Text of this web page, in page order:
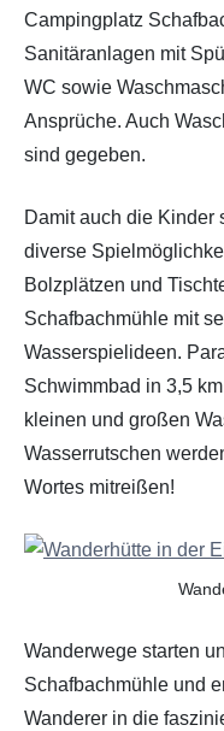
Campingplatz
Sanitäranlagen mit
WC sowie
Ansprüche. Auch
sind gegeben.
Damit auch die Kinder
diverse
Bolzplätzen und
Schafbachmühle mit
Wasserspielideen.
Schwimmbad in 3,5
kleinen und großen
Wasserrutschen
Wortes mitreißen!
Wanderwege starten
Schafbachmühle und
Wanderer in die